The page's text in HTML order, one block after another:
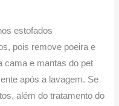
estofados
pois remove poeira e
cama e mantas do pet
após a lavagem. Se
além do tratamento do